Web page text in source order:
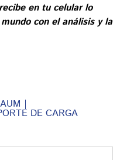
en tu celular lo
con el análisis y la
DE CARGA